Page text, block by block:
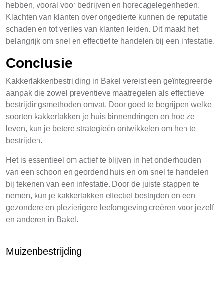
hebben, vooral voor bedrijven en horecagelegenheden.
Klachten van klanten over ongedierte kunnen de reputatie
schaden en tot verlies van klanten leiden. Dit maakt het
belangrijk om snel en effectief te handelen bij een infestatie.
Conclusie
Kakkerlakkenbestrijding in Bakel vereist een geïntegreerde
aanpak die zowel preventieve maatregelen als effectieve
bestrijdingsmethoden omvat. Door goed te begrijpen welke
soorten kakkerlakken je huis binnendringen en hoe ze
leven, kun je betere strategieën ontwikkelen om hen te
bestrijden.
Het is essentieel om actief te blijven in het onderhouden
van een schoon en geordend huis en om snel te handelen
bij tekenen van een infestatie. Door de juiste stappen te
nemen, kun je kakkerlakken effectief bestrijden en een
gezondere en plezierigere leefomgeving creëren voor jezelf
en anderen in Bakel.
Muizenbestrijding